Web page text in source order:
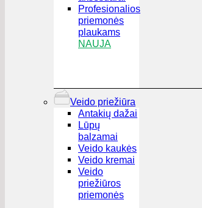
Profesionalios
priemonės
plaukams
NAUJA
Veido priežiūra
Antakių dažai
Lūpų
balzamai
Veido kaukės
Veido kremai
Veido
priežiūros
priemonės